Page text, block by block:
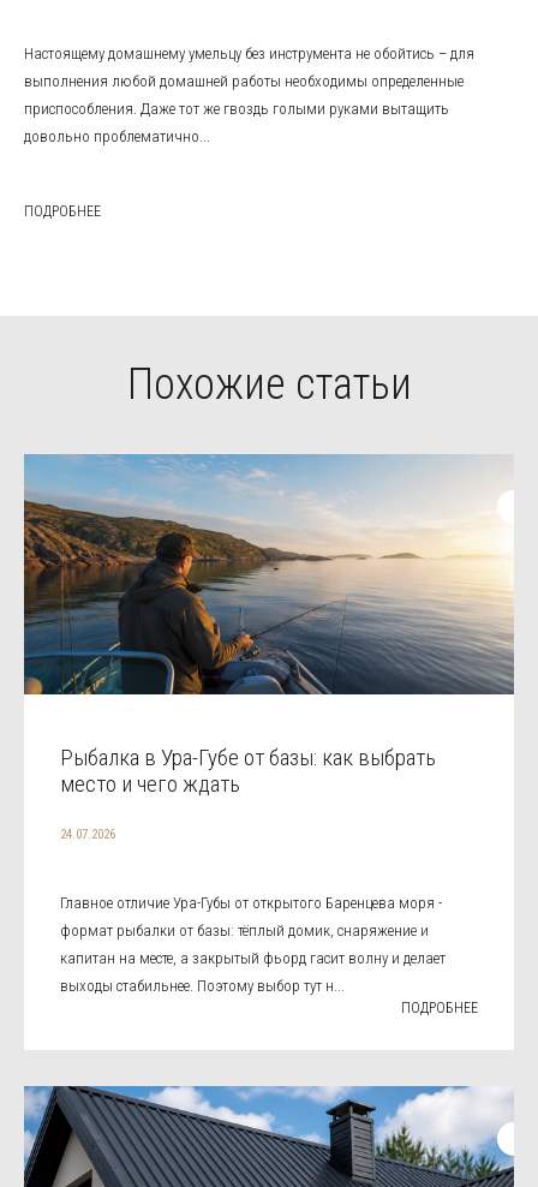
Настоящему домашнему умельцу без инструмента не обойтись – для
выполнения любой домашней работы необходимы определенные
приспособления. Даже тот же гвоздь голыми руками вытащить
довольно проблематично...
ПОДРОБНЕЕ
Похожие статьи
Рыбалка в Ура-Губе от базы: как выбрать
место и чего ждать
24.07.2026
Главное отличие Ура-Губы от открытого Баренцева моря -
формат рыбалки от базы: тёплый домик, снаряжение и
капитан на месте, а закрытый фьорд гасит волну и делает
выходы стабильнее. Поэтому выбор тут н...
ПОДРОБНЕЕ